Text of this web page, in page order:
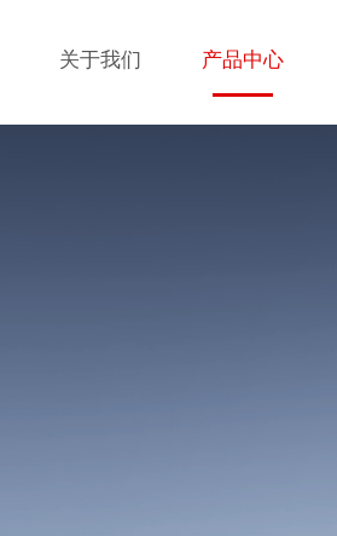
关于我们 产品中心